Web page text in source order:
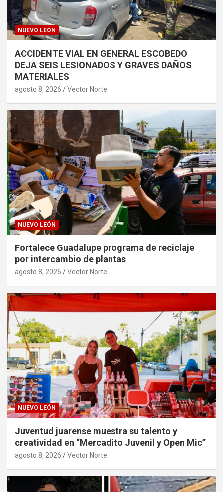
NUEVO LEÓN
ACCIDENTE VIAL EN GENERAL ESCOBEDO
DEJA SEIS LESIONADOS Y GRAVES DAÑOS
MATERIALES
agosto 8, 2026 Vector Norte
NUEVO LEÓN
Fortalece Guadalupe programa de reciclaje
por intercambio de plantas
agosto 8, 2026 Vector Norte
NUEVO LEÓN
Juventud juarense muestra su talento y
creatividad en “Mercadito Juvenil y Open Mic”
agosto 8, 2026 Vector Norte